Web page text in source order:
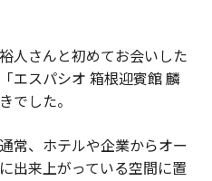
裕人さんと初めてお会いした
エスパシオ 箱根迎賓館 麟
でした。
通常、ホテルや企業からオー
出来上がっている空間に置